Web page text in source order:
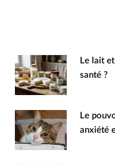
Le lait
santé ?
Le
anxiété